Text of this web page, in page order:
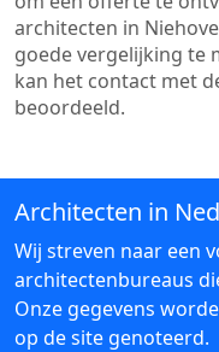
architecten in
goede vergelijking te
kan het contact met
beoordeeld.
Architecten in
Wij streven naar een
architectenbureaus
Onze gegevens
op de site genoteerd.